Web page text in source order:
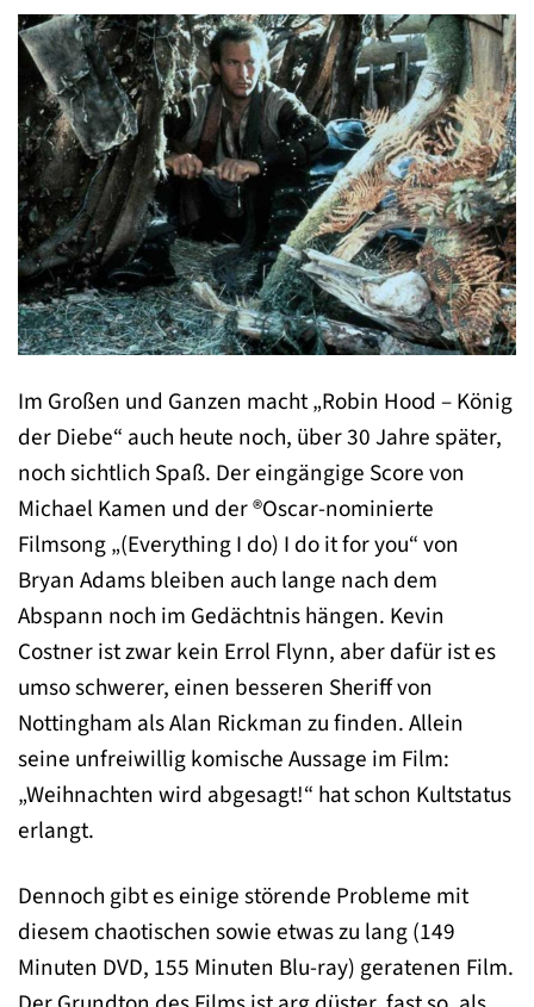
Im Großen und Ganzen macht „Robin Hood – König
der Diebe“ auch heute noch, über 30 Jahre später,
noch sichtlich Spaß. Der eingängige Score von
Michael Kamen und der ®Oscar-nominierte
Filmsong „(Everything I do) I do it for you“ von
Bryan Adams bleiben auch lange nach dem
Abspann noch im Gedächtnis hängen. Kevin
Costner ist zwar kein Errol Flynn, aber dafür ist es
umso schwerer, einen besseren Sheriff von
Nottingham als Alan Rickman zu finden. Allein
seine unfreiwillig komische Aussage im Film:
„Weihnachten wird abgesagt!“ hat schon Kultstatus
erlangt.
Dennoch gibt es einige störende Probleme mit
diesem chaotischen sowie etwas zu lang (149
Minuten DVD, 155 Minuten Blu-ray) geratenen Film.